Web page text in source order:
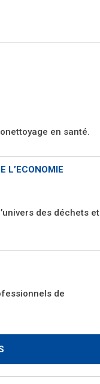
en santé.
L’ECONOMIE
des déchets et
de